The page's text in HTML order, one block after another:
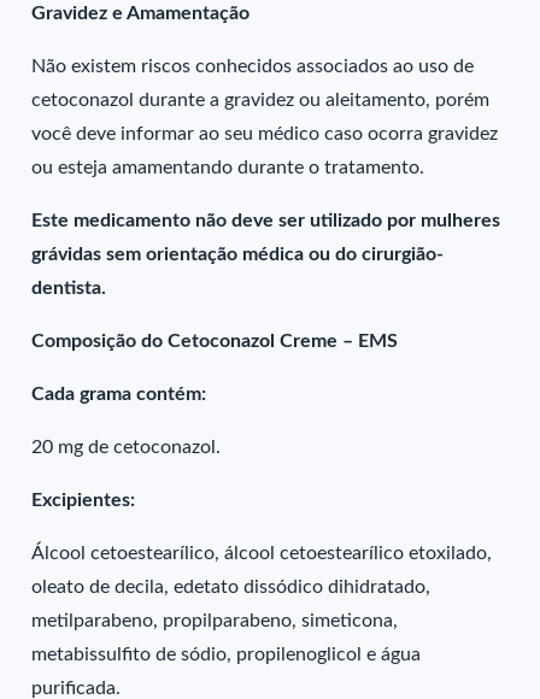
Gravidez e Amamentação
Não existem riscos conhecidos associados ao uso de
cetoconazol durante a gravidez ou aleitamento, porém
você deve informar ao seu médico caso ocorra gravidez
ou esteja amamentando durante o tratamento.
Este medicamento não deve ser utilizado por mulheres
grávidas sem orientação médica ou do cirurgião-
dentista.
Composição do Cetoconazol Creme – EMS
Cada grama contém:
20 mg de cetoconazol.
Excipientes:
Álcool cetoestearílico, álcool cetoestearílico etoxilado,
oleato de decila, edetato dissódico dihidratado,
metilparabeno, propilparabeno, simeticona,
metabissulfito de sódio, propilenoglicol e água
purificada.